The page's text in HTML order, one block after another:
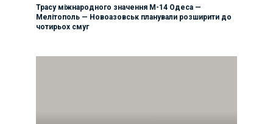
Трасу міжнародного значення М-14 Одеса —
Мелітополь — Новоазовськ планували розширити до
чотирьох смуг